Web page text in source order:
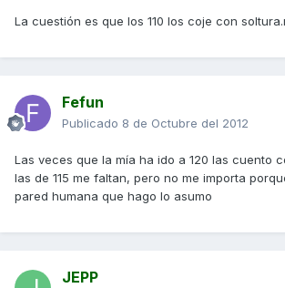
La cuestión es que los 110 los coje con
Fefun
Publicado 8 de Octubre del 2012
Las veces que la mía ha ido a 120 las cuento
las de 115 me faltan, pero no me importa
pared humana que hago lo asumo
JEPP